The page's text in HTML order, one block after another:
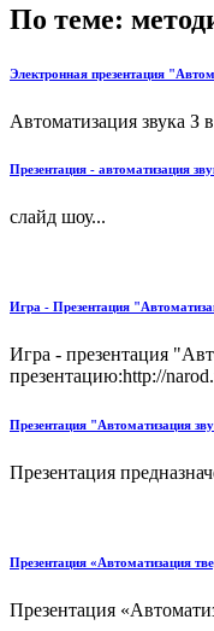
По теме:
Электронная презентация
Автоматизация звука З
Презентация - автоматизация
слайд шоу...
Игра - Презентация
Игра - презентация
презентацию:http://
Презентация "Автоматизация
Презентация
Презентация «Автоматизация
Презентация